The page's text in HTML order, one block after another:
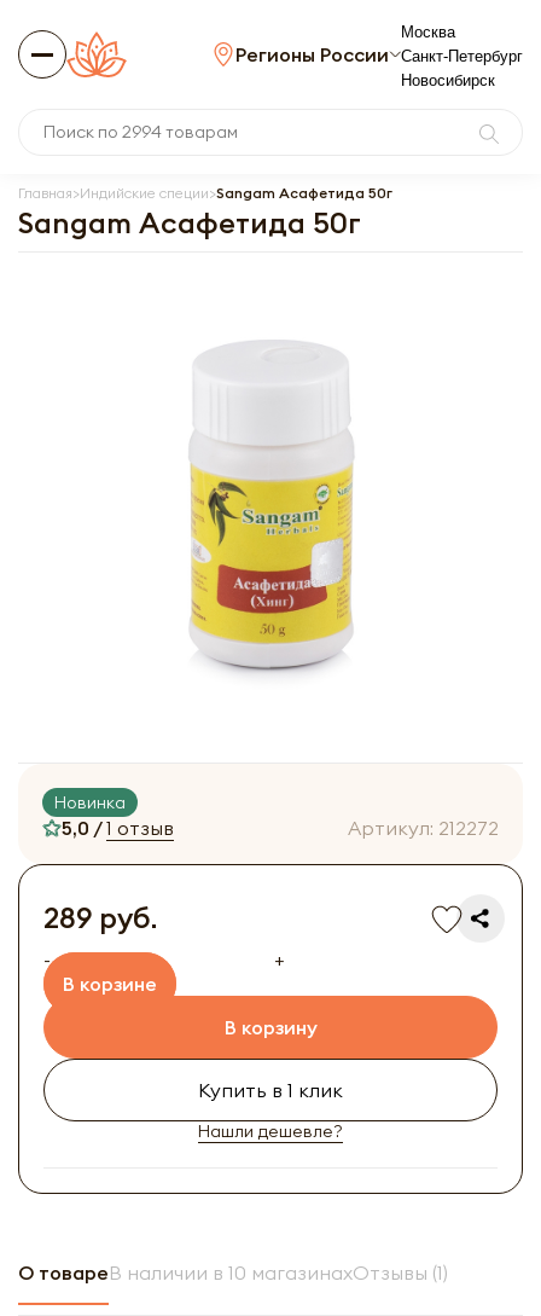
Регионы России
Москва
Санкт-Петербург
Новосибирск
Главная Индийские специи Sangam Асафетида 50г
Sangam Асафетида 50г
Новинка
5,0 /1 отзыв Артикул: 212272
289 руб.
-
+
В корзине
В корзину
Купить в 1 клик
Нашли дешевле?
О товареВ наличии в 10 магазинахОтзывы (1)